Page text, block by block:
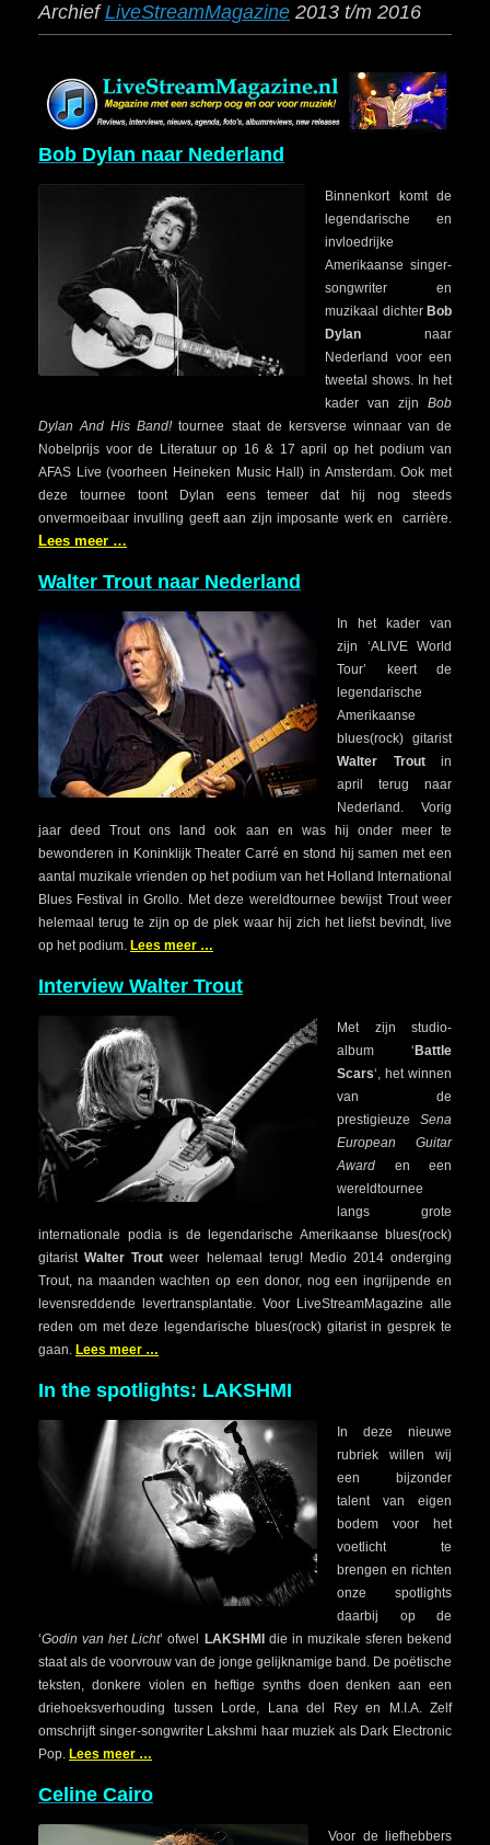
ArchiefLiveStreamMagazine 2013 t/m 2016
Bob Dylan naar Nederland
Binnenkort komt de
legendarische en
invloedrijke
Amerikaanse singer-
songwriter en
muzikaal dichter Bob
Dylan naar
Nederland voor een
tweetal shows. In het
kader van zijn Bob
Dylan And His Band!tournee staat de kersverse winnaar van de
Nobelprijs voor de Literatuur op 16 & 17 april op het podium van
AFAS Live (voorheen Heineken Music Hall) in Amsterdam. Ook met
deze tournee toont Dylan eens temeer dat hij nog steeds
onvermoeibaar invulling geeft aan zijn imposante werk en
carrière.
Lees meer …
Walter Trout naar Nederland
In het kader van
zijn ‘ALIVE World
Tour’ keert de
legendarische
Amerikaanse
blues(rock) gitarist
Walter Troutin
april terug naar
Nederland. Vorig
jaar deed Trout ons land ook aan en was hij onder meer te
bewonderen in Koninklijk Theater Carré en stond hij samen met een
aantal muzikale vrienden op het podium van het Holland International
Blues Festival in Grollo. Met deze wereldtournee bewijst Trout weer
helemaal terug te zijn op de plek waar hij zich het liefst bevindt, live
op het podium. Lees meer …
Interview Walter Trout
Met zijn studio-
album ‘ Battle
Scars‘, het winnen
van de
prestigieuze Sena
European Guitar
Award en een
wereldtournee
langs grote
internationale podia is de legendarische Amerikaanse blues(rock)
gitaristWalter Trout weer helemaal terug! Medio 2014 onderging
Trout, na maanden wachten op een donor, nog een ingrijpende en
levensreddende levertransplantatie. Voor LiveStreamMagazine alle
reden om met deze legendarische blues(rock) gitarist in gesprek te
gaan. Lees meer …
In the spotlights: LAKSHMI
In deze nieuwe
rubriek willen wij
een bijzonder
talent van eigen
bodem voor het
voetlicht te
brengen en richten
onze spotlights
daarbij op de
‘Godin van het Licht’ ofwel LAKSHMI die in muzikale sferen bekend
staat als de voorvrouw van de jonge gelijknamige band. De poëtische
teksten, donkere violen en heftige synths doen denken aan een
driehoeksverhouding tussen Lorde, Lana del Rey en M.I.A. Zelf
omschrijft singer-songwriter Lakshmi haar muziek als Dark Electronic
Pop. Lees meer …
Celine Cairo
Voor de liefhebbers